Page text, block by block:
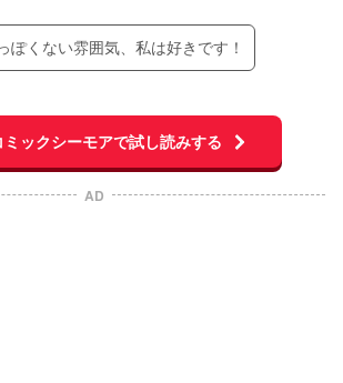
ぽくない雰囲気、私は好きです！
ックシーモアで試し読みする
AD